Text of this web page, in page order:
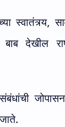
स्वातंत्र्य,
देखील